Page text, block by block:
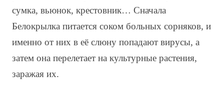
сумка, вьюнок, крестовник… Сначала
Белокрылка питается соком больных сорняков, и
именно от них в её слюну попадают вирусы, а
затем она перелетает на культурные растения,
заражая их.